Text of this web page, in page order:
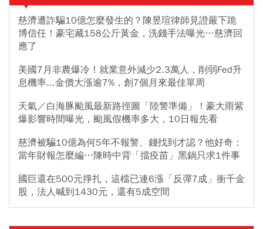
慈濟遭詐騙10億怎麼發生的？陳昱瑄律師見證嚴下跪
博信任！豪宅藏158公斤黃金，洗錢手法曝光…慈濟回
應了
美國7月非農爆冷！就業意外減少2.3萬人，削弱Fed升
息機率...金價大漲逾7%，創7個月來最佳單周
天氣／白海豚颱風最新路徑圖「陸警準備」！豪大雨紫
爆影響時間曝光，颱風假機率多大，10日報先看
慈濟被騙10億為何5年不報警、錢找到才認？他好奇：
當年財報怎麼編…陳時中背「擋疫苗」黑鍋只求1件事
國巨還在500元掙扎，這檔已連6漲「反彈7成」衝千金
股，法人喊到1430元，還有5成空間